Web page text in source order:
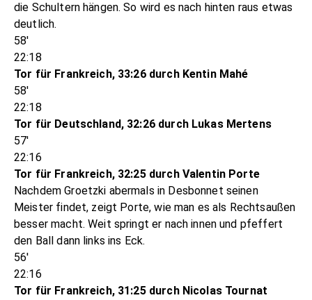
die Schultern hängen. So wird es nach hinten raus etwas
deutlich.
58'
22:18
Tor für Frankreich, 33:26 durch Kentin Mahé
58'
22:18
Tor für Deutschland, 32:26 durch Lukas Mertens
57'
22:16
Tor für Frankreich, 32:25 durch Valentin Porte
Nachdem Groetzki abermals in Desbonnet seinen
Meister findet, zeigt Porte, wie man es als Rechtsaußen
besser macht. Weit springt er nach innen und pfeffert
den Ball dann links ins Eck.
56'
22:16
Tor für Frankreich, 31:25 durch Nicolas Tournat